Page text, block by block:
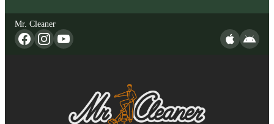
Mr. Cleaner